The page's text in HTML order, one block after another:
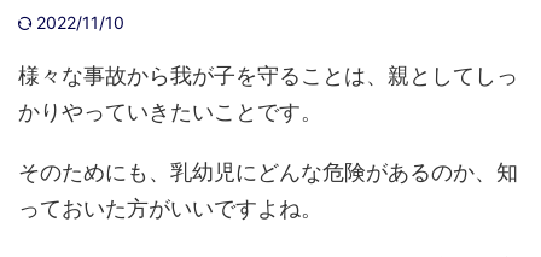
2022/11/10
様々な事故から我が子を守ることは、親としてしっ
かりやっていきたいことです。
そのためにも、乳幼児にどんな危険があるのか、知
っておいた方がいいですよね。